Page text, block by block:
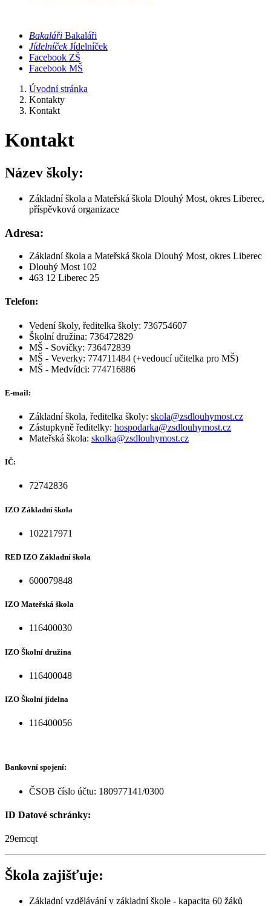
Bakaláři Bakaláři
Jídelníček Jídelníček
Facebook ZŠ
Facebook MŠ
Úvodní stránka
Kontakty
Kontakt
Kontakt
Název školy:
Základní škola a Mateřská škola Dlouhý Most, okres Liberec,
příspěvková organizace
Adresa:
Základní škola a Mateřská škola Dlouhý Most, okres Liberec
Dlouhý Most 102
463 12 Liberec 25
Telefon:
Vedení školy, ředitelka školy: 736754607
Školní družina: 736472829
MŠ - Sovičky: 736472839
MŠ - Veverky: 774711484 (+vedoucí učitelka pro MŠ)
MŠ - Medvídci: 774716886
E-mail:
Základní škola, ředitelka školy: skola@zsdlouhymost.cz
Zástupkyně ředitelky: hospodarka@zsdlouhymost.cz
Mateřská škola: skolka@zsdlouhymost.cz
IČ:
72742836
IZO Základní škola
102217971
RED IZO Základní škola
600079848
IZO Mateřská škola
116400030
IZO Školní družina
116400048
IZO Školní jídelna
116400056
Bankovní spojení:
ČSOB číslo účtu: 180977141/0300
ID Datové schránky:
29emcqt
Škola zajišťuje:
Základní vzdělávání v základní škole - kapacita 60 žáků